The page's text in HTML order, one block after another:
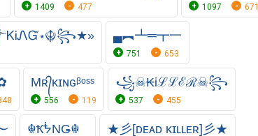
1409 477 1097 671
▄︻┻═┳一
751 653
Mʀ᭄κɪɴɢᵝᵒˢˢ
556 119
꧁☠︎₭iℒℒℰℛ☠︎꧂
537 455
☬ҞᖭNǤ☬ ★彡[ᴅᴇᴀᴅ ᴋɪʟʟᴇʀ]彡★